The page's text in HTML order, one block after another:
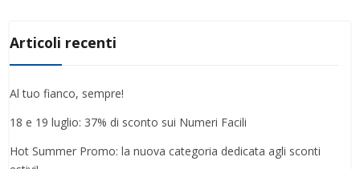
Articoli recenti
Al tuo fianco, sempre!
18 e 19 luglio: 37% di sconto sui Numeri Facili
Hot Summer Promo: la nuova categoria dedicata agli sconti